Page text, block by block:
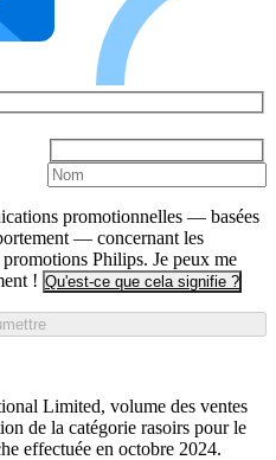
promotionnelles — basées
— concernant les
Philips. Je peux me
! Qu'est-ce que cela signifie ?
Limited, volume des ventes
de la catégorie rasoirs pour le
effectuée en octobre 2024.